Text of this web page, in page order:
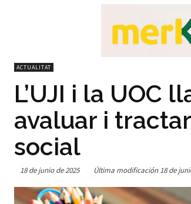
ACTUALITAT
L’UJI i la UOC
avaluar i
social
18 de junio de 2025 Última modificación 18 de